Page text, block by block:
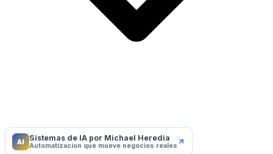
AI Sistemas de IA por Michael Heredia
Automatizacion que mueve negocios reales